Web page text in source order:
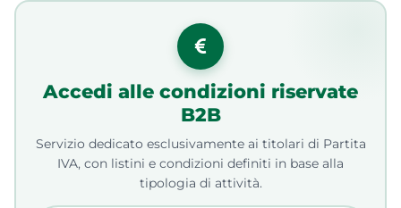
Accedi alle condizioni riservate
B2B
Servizio dedicato esclusivamente ai titolari di Partita
IVA, con listini e condizioni definiti in base alla
tipologia di attività.